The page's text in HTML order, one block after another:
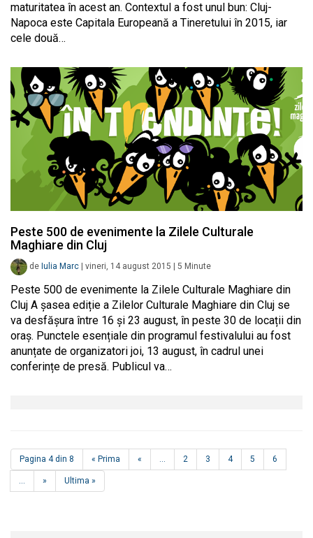
maturitatea în acest an. Contextul a fost unul bun: Cluj-
Napoca este Capitala Europeană a Tineretului în 2015, iar
cele două…
Peste 500 de evenimente la Zilele Culturale
Maghiare din Cluj
de Iulia Marc vineri, 14 august 2015 5 Minute
Peste 500 de evenimente la Zilele Culturale Maghiare din
Cluj A șasea ediție a Zilelor Culturale Maghiare din Cluj se
va desfășura între 16 și 23 august, în peste 30 de locații din
oraș. Punctele esențiale din programul festivalului au fost
anunțate de organizatori joi, 13 august, în cadrul unei
conferințe de presă. Publicul va…
Pagina 4 din 8 « Prima « ... 2 3 4 5 6
... » Ultima »